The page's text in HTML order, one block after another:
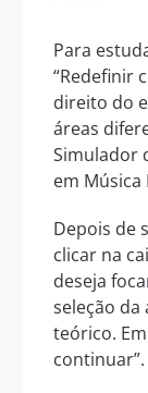
Para
“Redefinir
direito do
áreas
Simulador
em Música
Depois de
clicar na
deseja
seleção da
teórico.
continuar”.